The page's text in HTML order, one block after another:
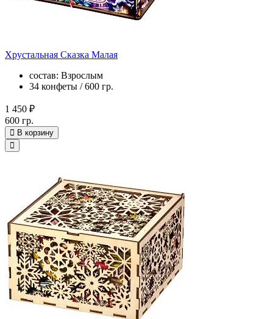
Хрустальная Сказка Малая
состав: Взрослым
34 конфеты / 600 гр.
1 450 ₽
600 гр.
В корзину